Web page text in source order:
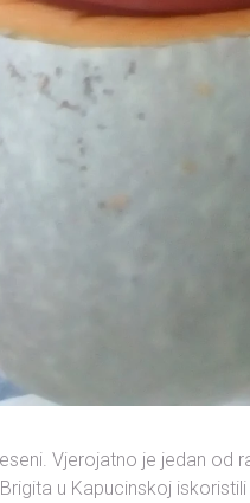
Vjerojatno je jedan
u Kapucinskoj